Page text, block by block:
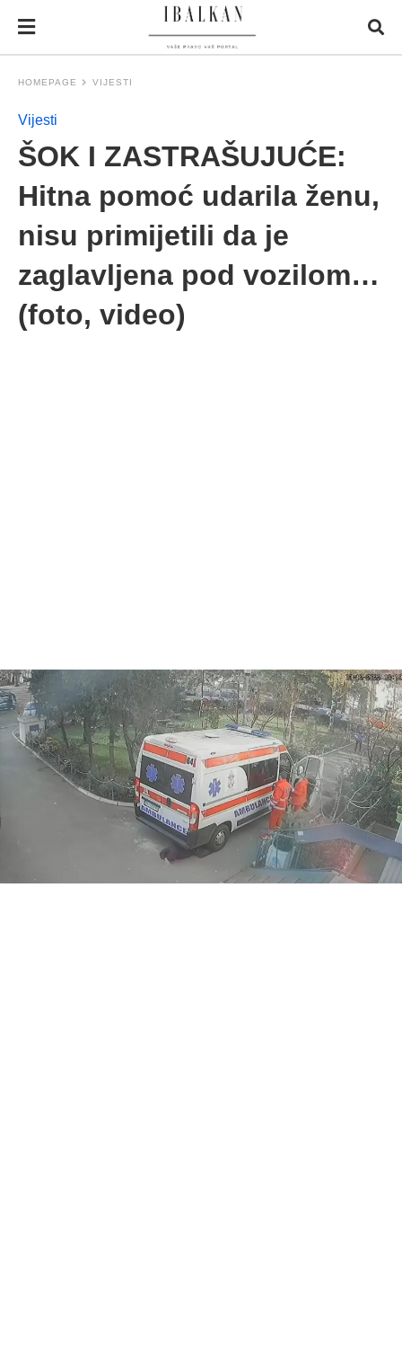
HOMEPAGE VIJESTI
Vijesti
ŠOK I ZASTRAŠUJUĆE:
Hitna pomoć udarila ženu,
nisu primijetili da je
zaglavljena pod vozilom…
(foto, video)